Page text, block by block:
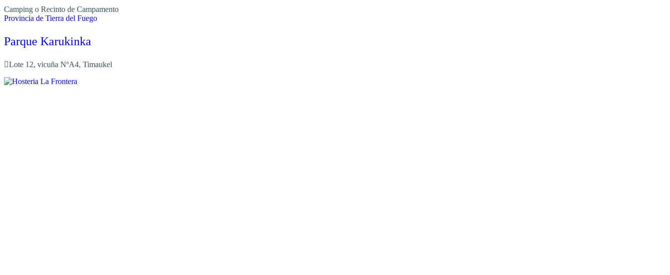
Camping o Recinto de Campamento
Provincia de Tierra del Fuego
Parque Karukinka
Lote 12, vicuña NºA4, Timaukel